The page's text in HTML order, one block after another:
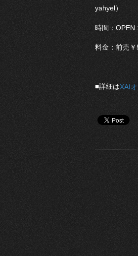
yahyel）
時間：OPEN
料金：前売￥
■詳細はXAI